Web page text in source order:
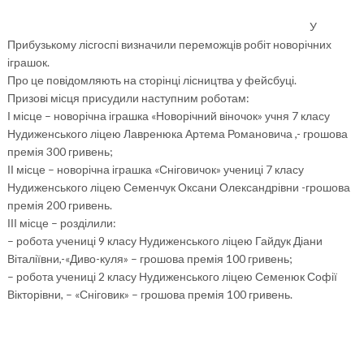
У
Прибузькому лісгоспі визначили переможців робіт новорічних
іграшок.
Про це повідомляють на сторінці лісництва у фейсбуці.
Призові місця присудили наступним роботам:
І місце – новорічна іграшка «Новорічний віночок» учня 7 класу
Нудиженського ліцею Лавренюка Артема Романовича ,- грошова
премія 300 гривень;
ІІ місце – новорічна іграшка «Сніговичок» учениці 7 класу
Нудиженського ліцею Семенчук Оксани Олександрівни -грошова
премія 200 гривень.
ІІІ місце – розділили:
– робота учениці 9 класу Нудиженського ліцею Гайдук Діани
Віталіївни,-«Диво-куля» – грошова премія 100 гривень;
– робота учениці 2 класу Нудиженського ліцею Семенюк Софії
Вікторівни, – «Сніговик» – грошова премія 100 гривень.